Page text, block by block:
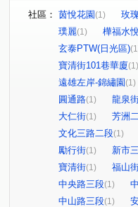
社區： 茵悅花園(1) 玫
璞麗(1) 樺福水
玄泰PTW(日光區)
寶清街101巷華廈(1)
遠雄左岸-錦繡園 (1)
圓通路(1) 龍泉
大仁街(1) 芳洲
文化三路二段(1)
勵行街(1) 新市
寶清街(1) 福山
中央路三段(1)
中山路三段(1)